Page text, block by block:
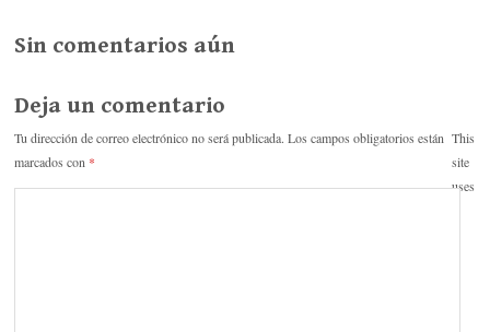
r rti
Sin comentarios aún
Deja un comentario
Tu dirección de correo electrónico no será publicada. Los campos obligatorios están
marcados con *
This
site
uses